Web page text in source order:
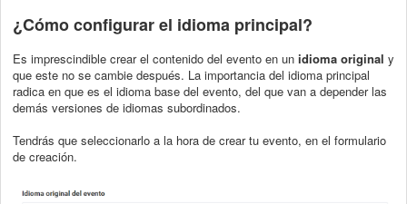
¿Cómo configurar el idioma principal?
Es imprescindible crear el contenido del evento en un idioma original y
que este no se cambie después. La importancia del idioma principal
radica en que es el idioma base del evento, del que van a depender las
demás versiones de idiomas subordinados.
Tendrás que seleccionarlo a la hora de crear tu evento, en el formulario
de creación.